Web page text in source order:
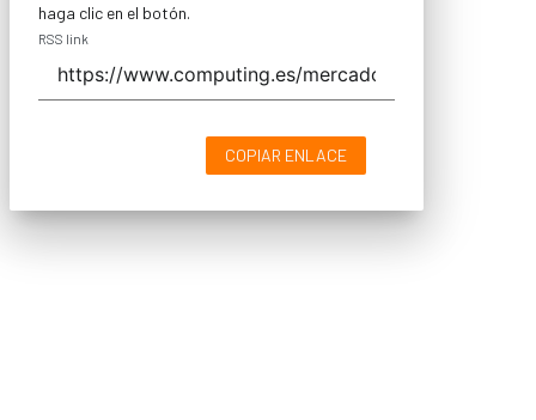
haga clic en el botón.
RSS link
COPIAR ENLACE